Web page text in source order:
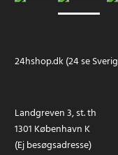
24hshop.dk (24 se
Landgreven 3, st. th
1301 København K
(Ej besøgsadresse)